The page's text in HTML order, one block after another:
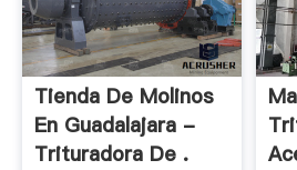
Tienda De Molinos
En Guadalajara -
Trituradora De .